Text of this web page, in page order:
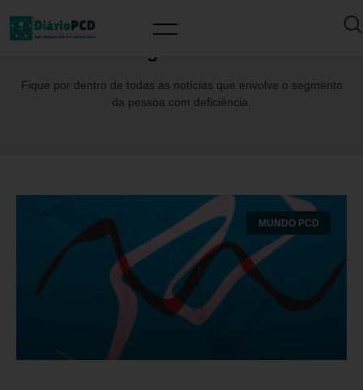
Fique por dentro de todas as notícias que envolve o segmento
da pessoa com deficiência.
MUNDO PCD